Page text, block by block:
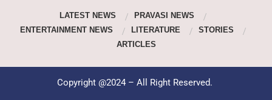
LATEST NEWS
PRAVASI NEWS
ENTERTAINMENT NEWS
LITERATURE
STORIES
ARTICLES
Copyright @2024 – All Right Reserved.